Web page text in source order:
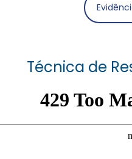
Técnica de